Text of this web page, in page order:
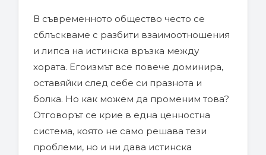
В съвременното общество често се
сблъскваме с разбити взаимоотношения
и липса на истинска връзка между
хората. Егоизмът все повече доминира,
оставяйки след себе си празнота и
болка. Но как можем да променим това?
Отговорът се крие в една ценностна
система, която не само решава тези
проблеми, но и ни дава истинска